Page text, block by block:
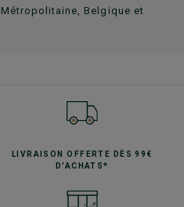
Belgique et
LIVRAISON OFFERTE
DÈS 99€
D'ACHATS*